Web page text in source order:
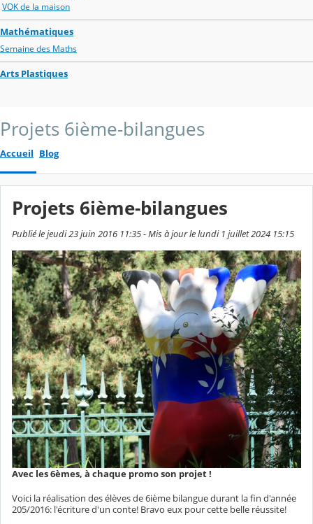
VOK de la maison
Mathématiques
Semaine des Maths
Arts Plastiques
Projets 6ième-bilangues
Accueil Blog
Projets 6ième-bilangues
Publié le jeudi 23 juin 2016 11:35 - Mis à jour le lundi 1 juillet 2024 15:15
Avec les 6èmes, à chaque promo son projet !
Voici la réalisation des élèves de 6ième bilangue durant la fin d'année
205/2016: l'écriture d'un conte! Bravo eux pour cette belle réussite!